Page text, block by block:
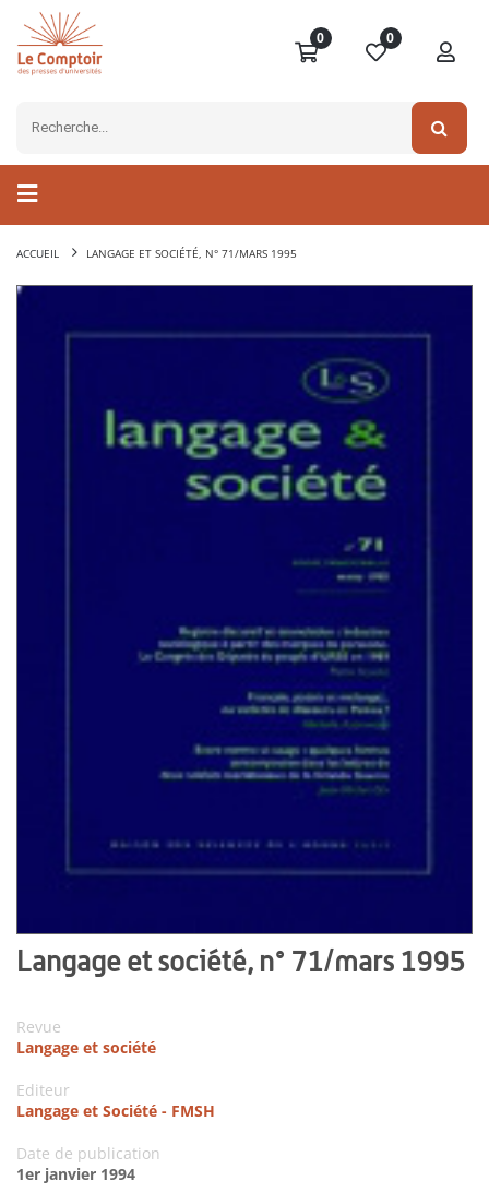
0 0
ACCUEIL LANGAGE ET SOCIÉTÉ, N° 71/MARS 1995
Langage et société, n° 71/mars 1995
Revue
Langage et société
Editeur
Langage et Société - FMSH
Date de publication
1er janvier 1994